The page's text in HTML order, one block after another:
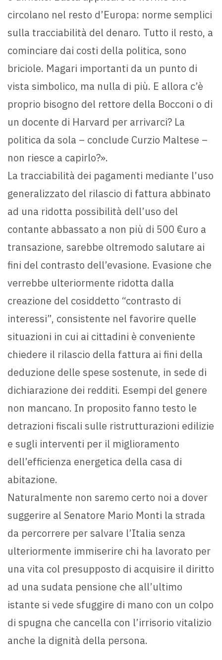
circolano nel resto d’Europa: norme semplici
sulla tracciabilità del denaro. Tutto il resto, a
cominciare dai costi della politica, sono
briciole. Magari importanti da un punto di
vista simbolico, ma nulla di più. E allora c’è
proprio bisogno del rettore della Bocconi o di
un docente di Harvard per arrivarci? La
politica da sola – conclude Curzio Maltese –
non riesce a capirlo?».
La tracciabilità dei pagamenti mediante l’uso
generalizzato del rilascio di fattura abbinato
ad una ridotta possibilità dell’uso del
contante abbassato a non più di 500 €uro a
transazione, sarebbe oltremodo salutare ai
fini del contrasto dell’evasione. Evasione che
verrebbe ulteriormente ridotta dalla
creazione del cosiddetto “contrasto di
interessi”, consistente nel favorire quelle
situazioni in cui ai cittadini è conveniente
chiedere il rilascio della fattura ai fini della
deduzione delle spese sostenute, in sede di
dichiarazione dei redditi. Esempi del genere
non mancano. In proposito fanno testo le
detrazioni fiscali sulle ristrutturazioni edilizie
e sugli interventi per il miglioramento
dell’efficienza energetica della casa di
abitazione.
Naturalmente non saremo certo noi a dover
suggerire al Senatore Mario Monti la strada
da percorrere per salvare l’Italia senza
ulteriormente immiserire chi ha lavorato per
una vita col presupposto di acquisire il diritto
ad una sudata pensione che all’ultimo
istante si vede sfuggire di mano con un colpo
di spugna che cancella con l’irrisorio vitalizio
anche la dignità della persona.